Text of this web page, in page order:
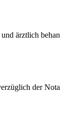
ärztlich
der